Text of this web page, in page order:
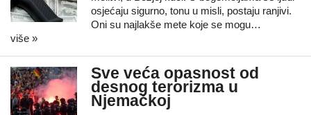
osjećaju sigurno, tonu u misli, postaju ranjivi.
Oni su najlakše mete koje se mogu…
više »
Sve veća opasnost od
desnog terorizma u
Njemačkoj